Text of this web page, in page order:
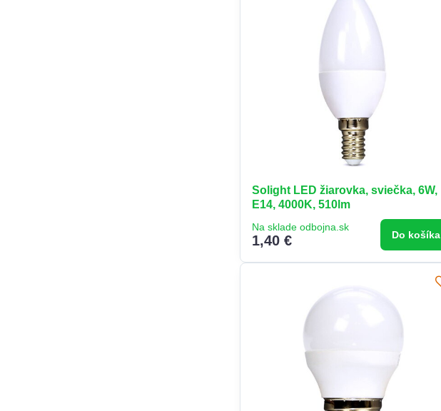
Solight LED žiarovka, sviečka, 6W,
E14, 4000K, 510lm
Na sklade odbojna.sk
1,40 € Do košíka